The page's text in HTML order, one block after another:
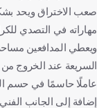
صعب الاختراق ويحد
مهاراته في التصدي
ويعطي المدافعين
السريعة عند الخروج من
عاملًا حاسمًا في حسم
إضافة إلى الجانب